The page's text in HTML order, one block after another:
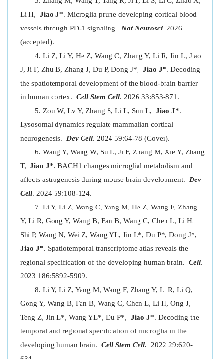
Li H, Jiao J*. Microglia prune developing cortical blood
vessels through PD-1 signaling. Nat Neurosci. 2026
(accepted).
Li Z, Li Y, He Z, Wang C, Zhang Y, Li R, Jin L, Jiao
J, Ji F, Zhu B, Zhang J, Du P, Dong J*, Jiao J*. Decoding
the spatiotemporal development of the blood-brain barrier
in human cortex. Cell Stem Cell. 2026 33:853-871.
Zou W, Lv Y, Zhang S, Li L, Sun L, Jiao J*.
Lysosomal dynamics regulate mammalian cortical
neurogenesis. Dev Cell. 2024 59:64-78 (Cover).
Wang Y, Wang W, Su L, Ji F, Zhang M, Xie Y, Zhang
T, Jiao J*. BACH1 changes microglial metabolism and
affects astrogenesis during mouse brain development. Dev
Cell. 2024 59:108-124.
Li Y, Li Z, Wang C, Yang M, He Z, Wang F, Zhang
Y, Li R, Gong Y, Wang B, Fan B, Wang C, Chen L, Li H,
Shi P, Wang N, Wei Z, Wang YL, Jin L*, Du P*, Dong J*,
Jiao J*. Spatiotemporal transcriptome atlas reveals the
regional specification of the developing human brain. Cell.
2023 186:5892-5909.
Li Y, Li Z, Yang M, Wang F, Zhang Y, Li R, Li Q,
Gong Y, Wang B, Fan B, Wang C, Chen L, Li H, Ong J,
Teng Z, Jin L*, Wang YL*, Du P*, Jiao J*. Decoding the
temporal and regional specification of microglia in the
developing human brain. Cell Stem Cell. 2022 29:620-